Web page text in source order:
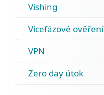
Vishing
Vícefázové ověření
VPN
Zero day útok